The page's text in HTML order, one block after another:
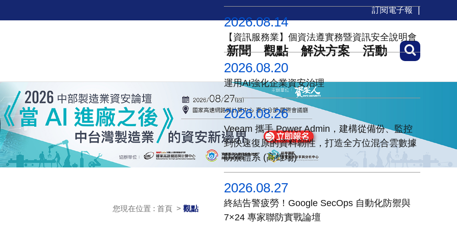
訂閱電子報
新聞 觀點 解決方案 活動
您現在位置 : 首頁 > 觀點
2026.08.14
【資訊服務業】個資法遵實務暨資訊安全說明會
2026.08.20
運用AI強化企業資安治理
2026.08.26
Veeam 攜手 Power Admin，建構從備份、監控
到快速復原的資料韌性，打造全方位混合雲數據
防禦體系 (高雄場)
2026.08.27
終結告警疲勞！Google SecOps 自動化防禦與
7×24 專家聯防實戰論壇